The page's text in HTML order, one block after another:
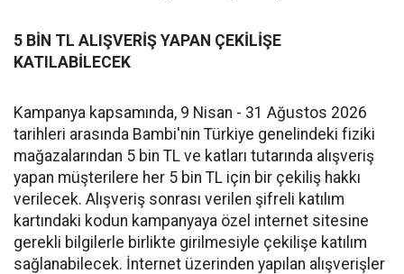
5 BİN TL ALIŞVERİŞ YAPAN ÇEKİLİŞE
KATILABİLECEK
Kampanya kapsamında, 9 Nisan - 31 Ağustos 2026
tarihleri arasında Bambi'nin Türkiye genelindeki fiziki
mağazalarından 5 bin TL ve katları tutarında alışveriş
yapan müşterilere her 5 bin TL için bir çekiliş hakkı
verilecek. Alışveriş sonrası verilen şifreli katılım
kartındaki kodun kampanyaya özel internet sitesine
gerekli bilgilerle birlikte girilmesiyle çekilişe katılım
sağlanabilecek. İnternet üzerinden yapılan alışverişler